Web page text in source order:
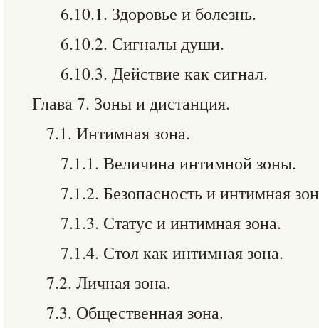
6.10.1. Здоровье и болезнь.
6.10.2. Сигналы души.
6.10.3. Действие как сигнал.
Глава 7. Зоны и дистанция.
7.1. Интимная зона.
7.1.1. Величина интимной зоны.
7.1.2. Безопасность и интимная
7.1.3. Статус и интимная зона.
7.1.4. Стол как интимная зона.
7.2. Личная зона.
7.3. Общественная зона.